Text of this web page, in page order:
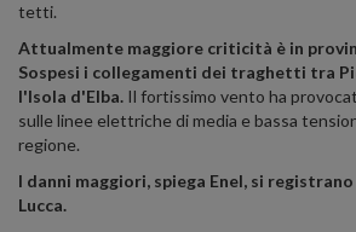
tetti.
Attualmente maggiore criticità è in
Sospesi i collegamenti dei traghetti tra
l'Isola d'Elba. Il fortissimo vento ha
sulle linee elettriche di media e bassa
regione.
I danni maggiori, spiega Enel, si
Lucca.